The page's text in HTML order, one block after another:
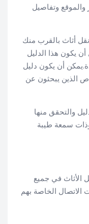
وتفاصيل
أثاث بالقرب منك
يكون هذا الدليل
أن يكون دليل
الذين يبحثون عن
والتحقق منها
سمعة طيبة
الأثاث في جميع
الاتصال الخاصة بهم